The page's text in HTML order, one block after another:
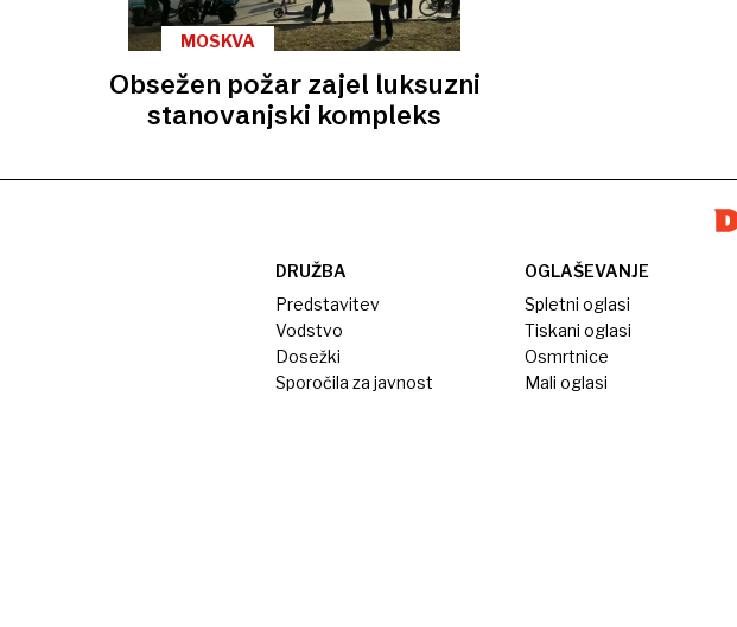
MOSKVA
Obsežen požar zajel luksuzni
stanovanjski kompleks
DRUŽBA
Predstavitev
Vodstvo
Dosežki
Sporočila za javnost
OGLAŠEVANJE
Spletni oglasi
Tiskani oglasi
Osmrtnice
Mali oglasi